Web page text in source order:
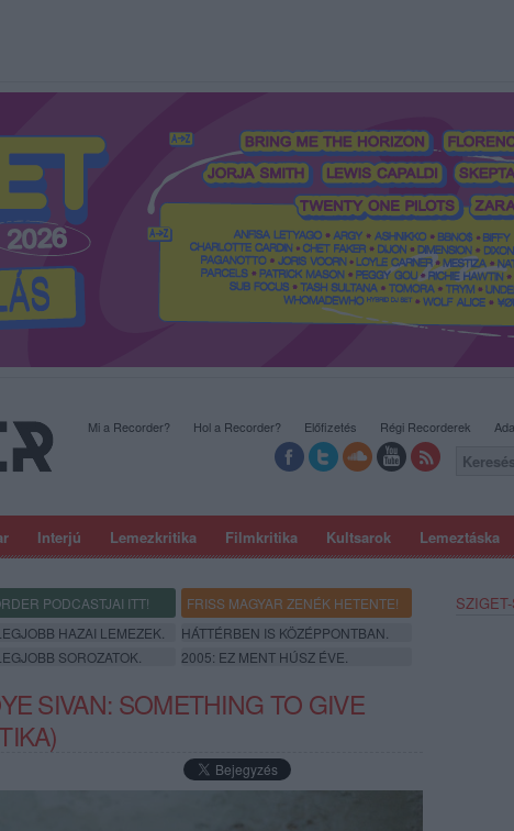
Interjú Lemezkritika Filmkritika Kultsarok Lemeztáska
Mi a Recorder? Hol a Recorder? Előfizetés Régi Recorderek
PODCASTJAI ITT!
FRISS MAGYAR ZENÉK HETENTE!
HAZAI LEMEZEK.
HÁTTÉRBEN IS KÖZÉPPONTBAN.
SOROZATOK. 2005: EZ MENT HÚSZ ÉVE.
SIVAN: SOMETHING TO GIVE